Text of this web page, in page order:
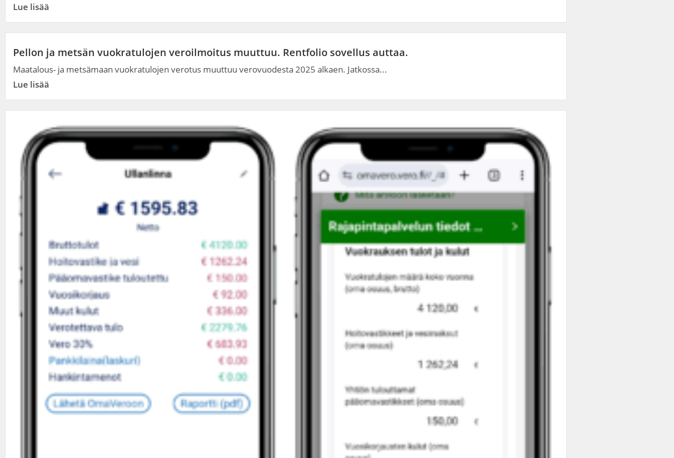
Lue lisää
Pellon ja metsän vuokratulojen veroilmoitus muuttuu. Rentfolio sovellus auttaa.
Maatalous- ja metsämaan vuokratulojen verotus muuttuu verovuodesta 2025 alkaen. Jatkossa...
Lue lisää